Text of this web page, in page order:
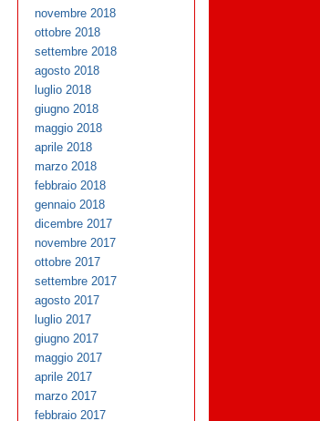
novembre 2018
ottobre 2018
settembre 2018
agosto 2018
luglio 2018
giugno 2018
maggio 2018
aprile 2018
marzo 2018
febbraio 2018
gennaio 2018
dicembre 2017
novembre 2017
ottobre 2017
settembre 2017
agosto 2017
luglio 2017
giugno 2017
maggio 2017
aprile 2017
marzo 2017
febbraio 2017